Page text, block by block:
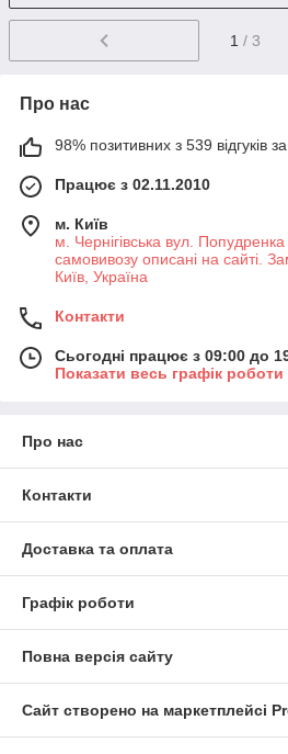
1 / 3
Про нас
98% позитивних з 539 відгуків за
Працює з 02.11.2010
м. Київ
м. Чернігівська вул.
самовивозу описані на сайті.
Київ, Україна
Контакти
Сьогодні працює з 09:00 до
Показати весь графік роботи
Про нас
Контакти
Доставка та оплата
Графік роботи
Повна версія сайту
Сайт створено на маркетплейсі